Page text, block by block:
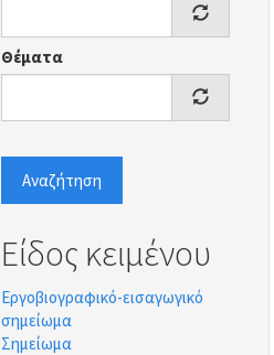
Θέματα
Αναζήτηση
Είδος κειμένου
Εργοβιογραφικό-εισαγωγικό
σημείωμα
Σημείωμα